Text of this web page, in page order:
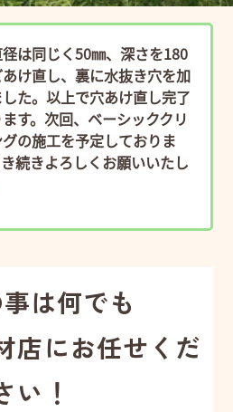
は同じく50㎜、深さを180
け直し、裏に水抜き穴を加
た。以上で穴あけ直し完了
す。次回、ベーシッククリ
の施工を予定しておりま
続きよろしくお願いいたし
は何でも
店にお任せくだ
い！